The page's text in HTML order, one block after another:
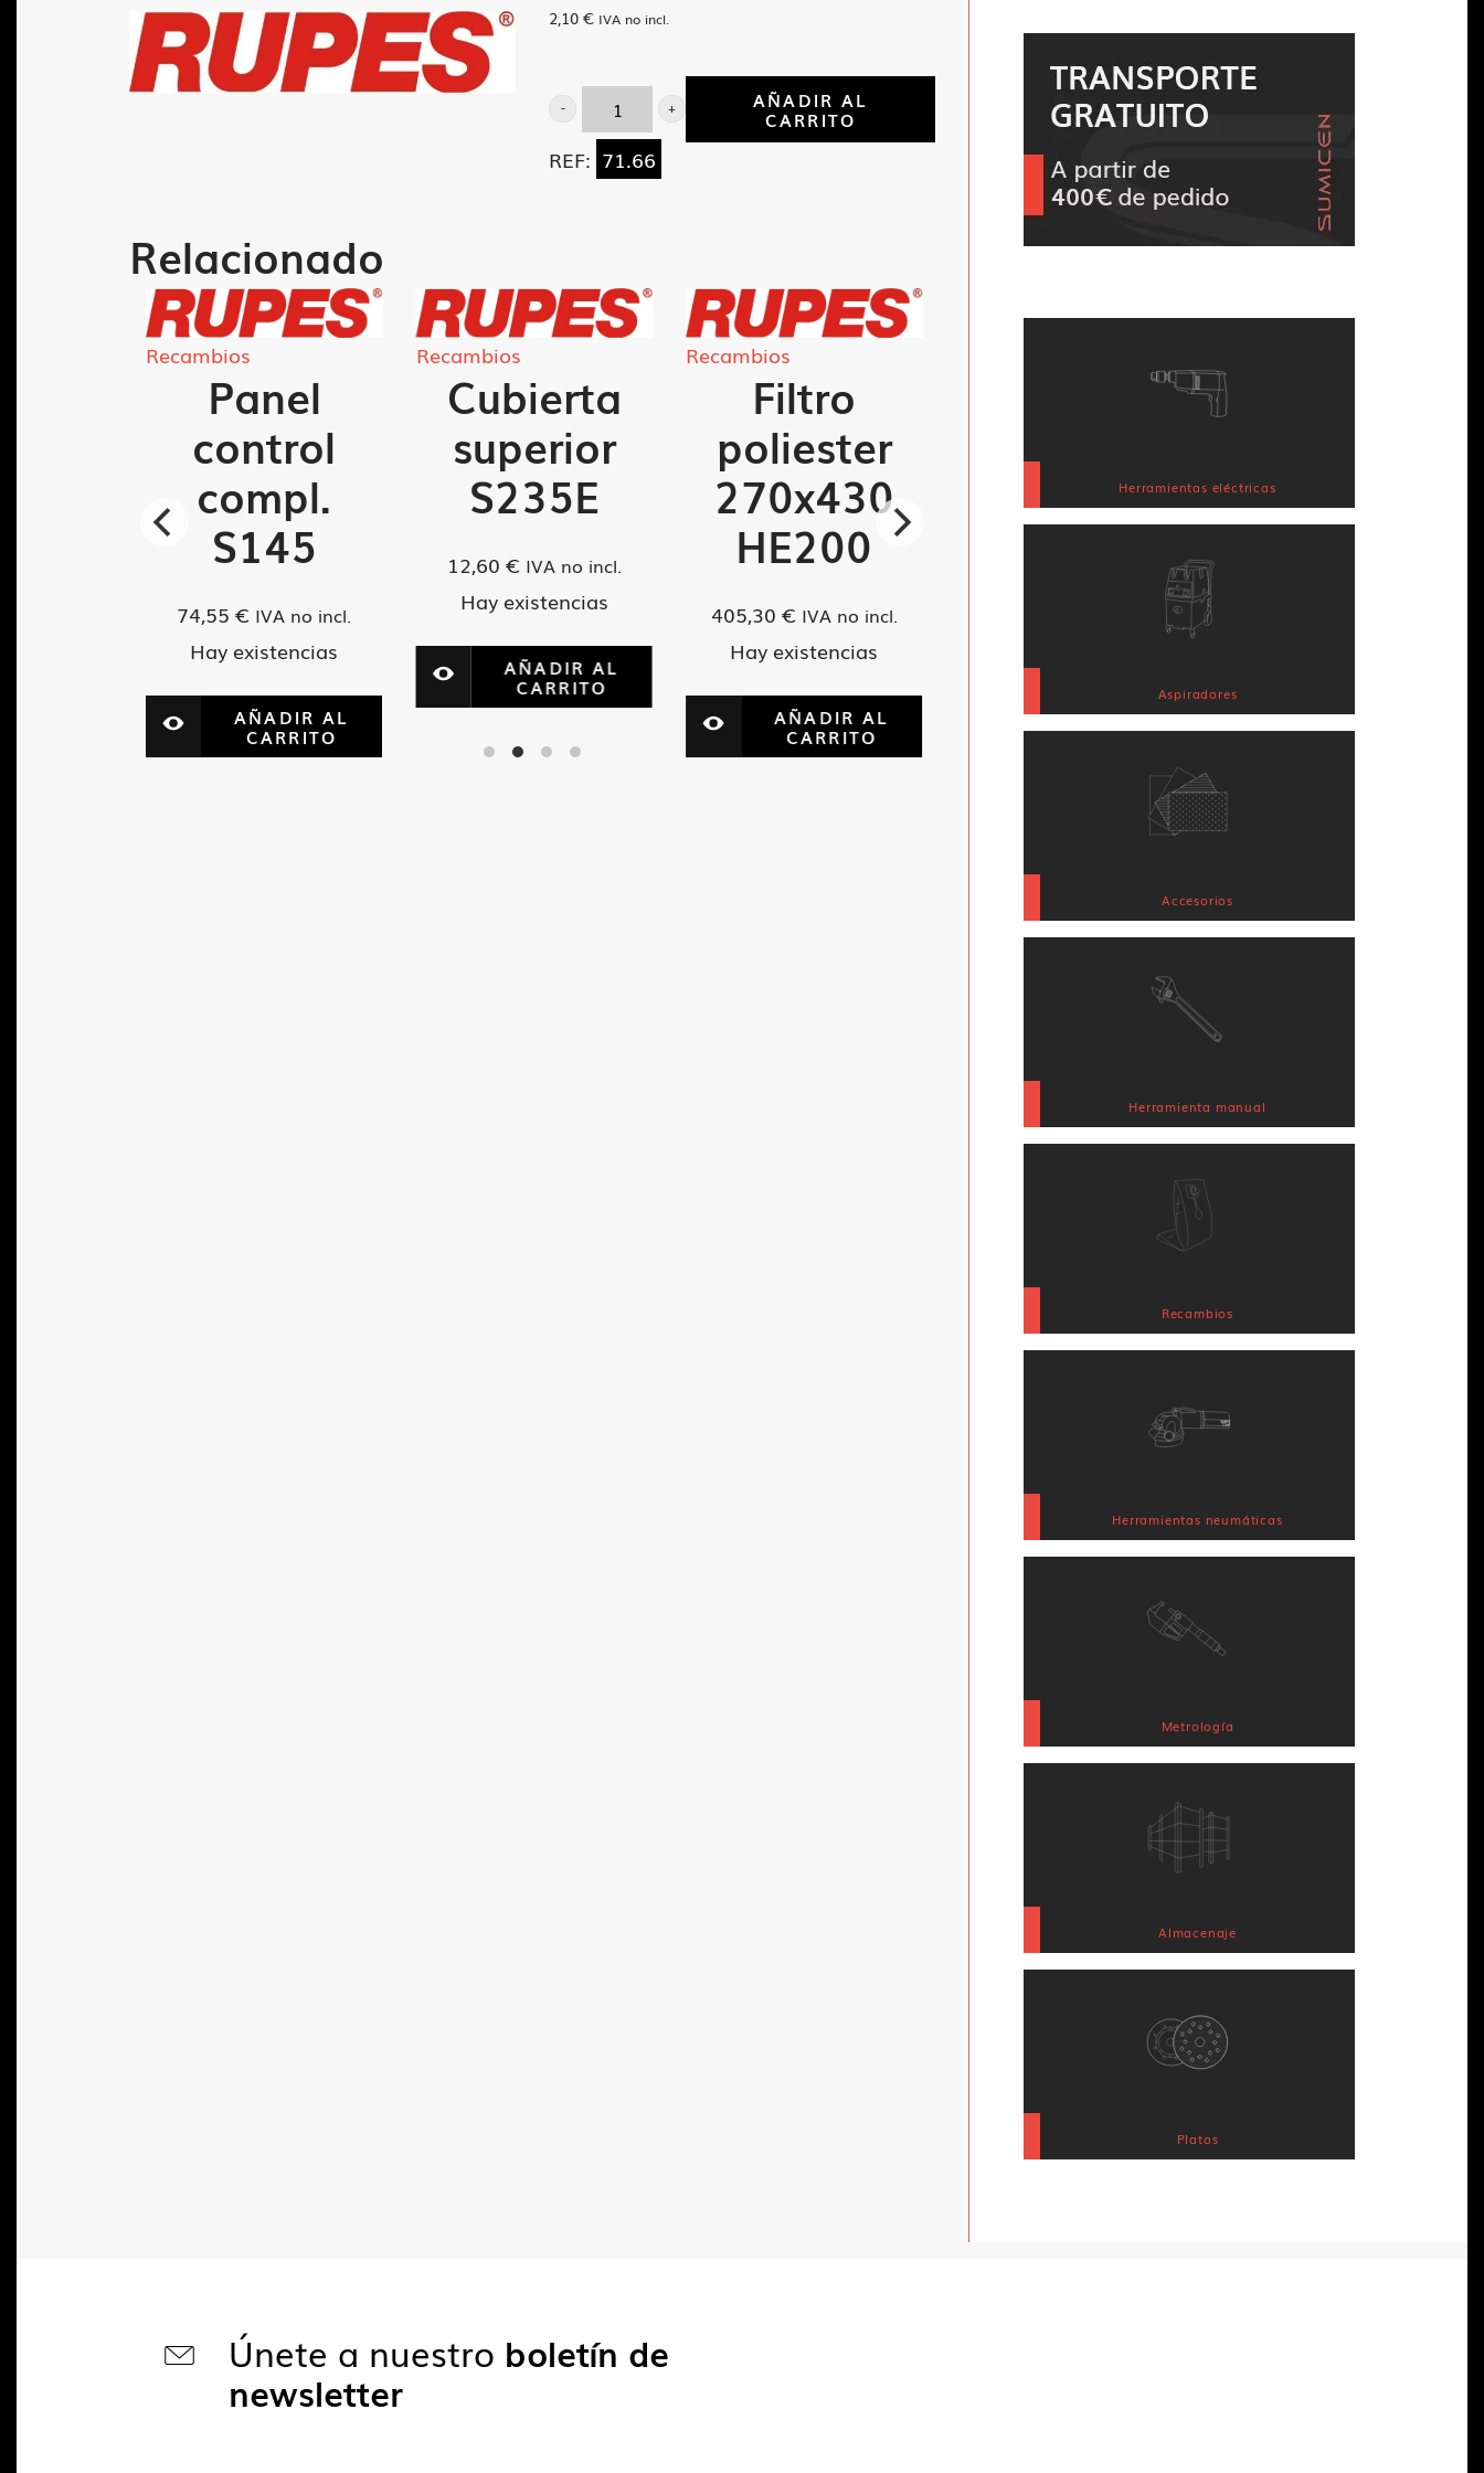
2,10 € IVA no incl.
Guardapolvo
AR-
AÑADIR AL
CARRITO
REF: 71.66
Relacionado
Recambios
Panel
control
compl.
S145
74,55€ IVA no incl.
Hay existencias
AÑADIR AL
CARRITO
Recambios
Cubierta
superior
S235E
12,60 € IVA no incl.
Hay existencias
AÑADIR AL
CARRITO
Recambios
Filtro
poliester
270x430
HE200
405,30 € IVA no incl.
Hay existencias
AÑADIR AL
CARRITO
Herramientas eléctricas
Aspiradores
Accesorios
Herramienta manual
Recambios
Herramientas neumáticas
Metrología
Almacenaje
Platos
Únete a nuestro boletín de
newsletter